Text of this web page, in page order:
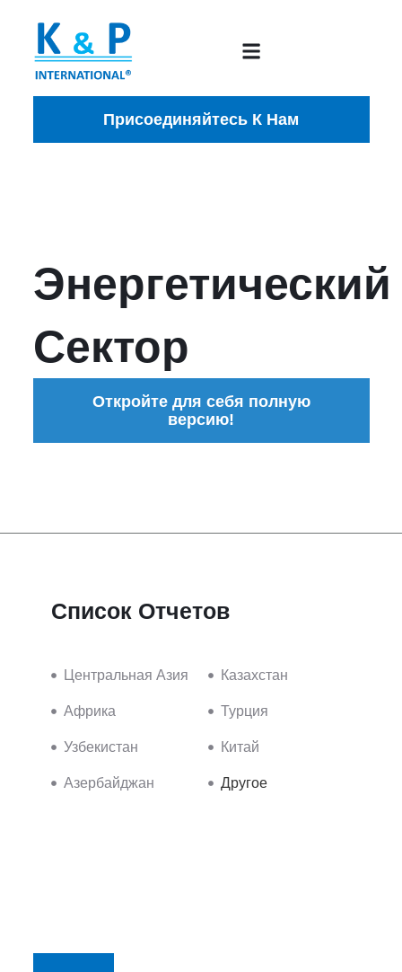
Присоединяйтесь К Нам
Энергетический
Сектор
Откройте для себя полную
версию!
Список Отчетов
Центральная Азия
Африка
Узбекистан
Азербайджан
Казахстан
Турция
Китай
Другое